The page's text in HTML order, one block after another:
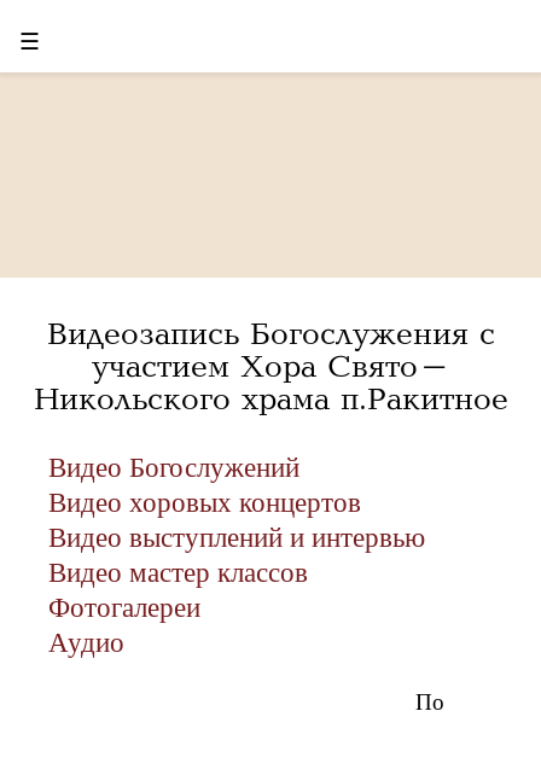
☰
Видеозапись Богослужения с
участием Хора Свято-
Никольского храма п.Ракитное
Видео Богослужений
Видео хоровых концертов
Видео выступлений и интервью
Видео мастер классов
Фотогалереи
Аудио
По